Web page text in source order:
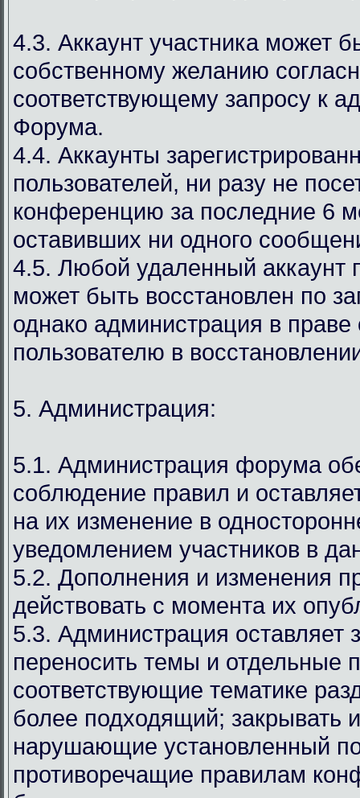
4.3. Аккаунт участника может
собственному желанию
соответствующему запросу к
Форума.
4.4. Аккаунты
пользователей, ни разу не
конференцию за последние 6
оставивших ни одного
4.5. Любой удаленный аккаунт
может быть восстановлен по
однако администрация в праве
пользователю в
5. Администрация:
5.1. Администрация форума
соблюдение правил и
на их изменение в
уведомлением участников в
5.2. Дополнения и изменения
действовать с момента их
5.3. Администрация оставляет
переносить темы и отдельные
соответствующие тематике
более подходящий; закрывать
нарушающие установленный
противоречащие правилам